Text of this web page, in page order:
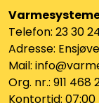
Telefon: 23 30
Adresse:
Mail:
Org. nr.: 911 468
Kontortid: 07:00
Watersafe
Elektrokjeler